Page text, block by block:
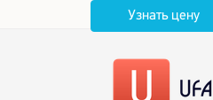
Узнать цену